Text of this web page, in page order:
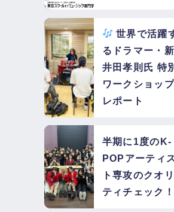
世界で活躍
るドラマー・新
井田孝則氏 特
ワークショップ
レポート
半期に1度のK-
POPアーティ
ト専攻のクオリ
ティチェック！